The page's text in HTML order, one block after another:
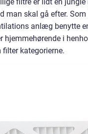
man skal gå efter. Som
anlæg benytte
hjemmehørende i
kategorierne.